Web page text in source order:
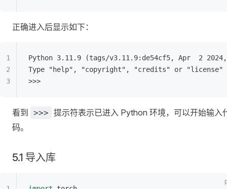
正确进入后显示如下：
Python 3.11.9 (tags/v3.11.9:de54cf5, Apr  2
Type "help", "copyright", "credits" or "license"
>>>
看到 >>> 提示符表示已进入 Python 环境，可以开始输入
码。
5.1 导入库